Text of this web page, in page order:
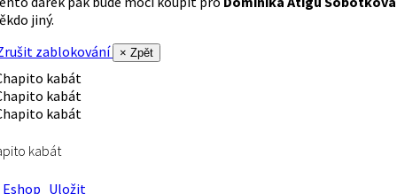
jiný.
zablokování
× Zpět
kabát
Uložit